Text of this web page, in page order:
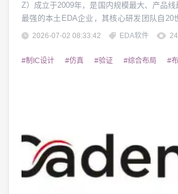
Z）成立于2009年，是国内规模最大、产品
最强的本土EDA企业，其核心研发团队自20
中国首款自主知识产权EDA系统"熊猫ICCAD
主研发与产业化积累，华大九天已形成覆盖...
2026-07-02 08:33:42 EDA软件
#制IC设计 #仿真 #验证 #综合布局 #